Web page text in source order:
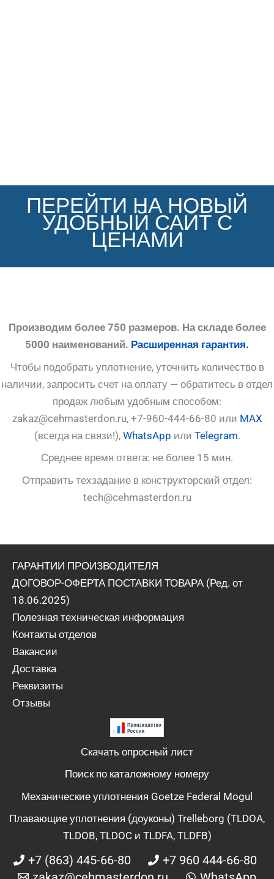
ПЕРЕЙТИ НА НОВЫЙ
УДОБНЫЙ САЙТ С
ЦЕНАМИ
Производим более 750 размеров. На складе более
5000 наименований. Расширенная гарантия.
Чтобы подобрать уплотнение, уточнить количество в
наличии, запросить счет на оплату — обратитесь в отдел
продаж любым удобным способом:
zakaz@cehmasterdon.ru, +7-960-444-66-80 или MAX
(всегда на связи!), WhatsApp или Telegram.
Среднее время ответа: не более 15 мин.
Отправить техзадание в конструкторский отдел:
tech@cehmasterdon.ru
ГАРАНТИИ ПРОИЗВОДИТЕЛЯ
ДОГОВОР-ОФЕРТА ПОСТАВКИ ТОВАРА (Ред. от
18.06.2025)
Полезная техническая информация
Контакты отделов
Вакансии
Доставка
Реквизиты
Отзывы
Скачать опросный лист
Поиск по каталожному номеру
Механические уплотнения Goetze Federal Mogul
Плавающие уплотнения (доуконы) Trelleborg (TLDOA,
TLDOB, TLDOC и TLDFA, TLDFB)
+7 (863) 445-66-80
+7 960 444-66-80